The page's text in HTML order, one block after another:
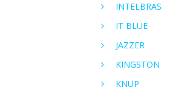
INTELBRAS
IT BLUE
JAZZER
KINGSTON
KNUP